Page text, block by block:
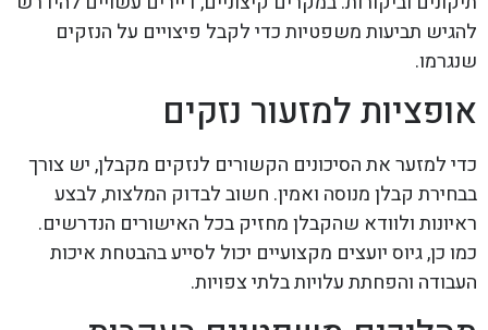
להגיש תביעות משפטיות כדי לקבל פיצויים על הנזקים
שנגרמו.
אופציות למזעור נזקים
כדי למזער את הסיכונים הקשורים לנזקים מקבלן, יש צורך
בבחירת קבלן מנוסה ואמין. חשוב לבדוק המלצות, לבצע
ראיונות ולוודא שהקבלן מחזיק בכל האישורים הנדרשים.
כמו כן, גיוס יועצים מקצועיים יכול לסייע בהבטחת איכות
העבודה והפחתת עלויות בלתי צפויות.